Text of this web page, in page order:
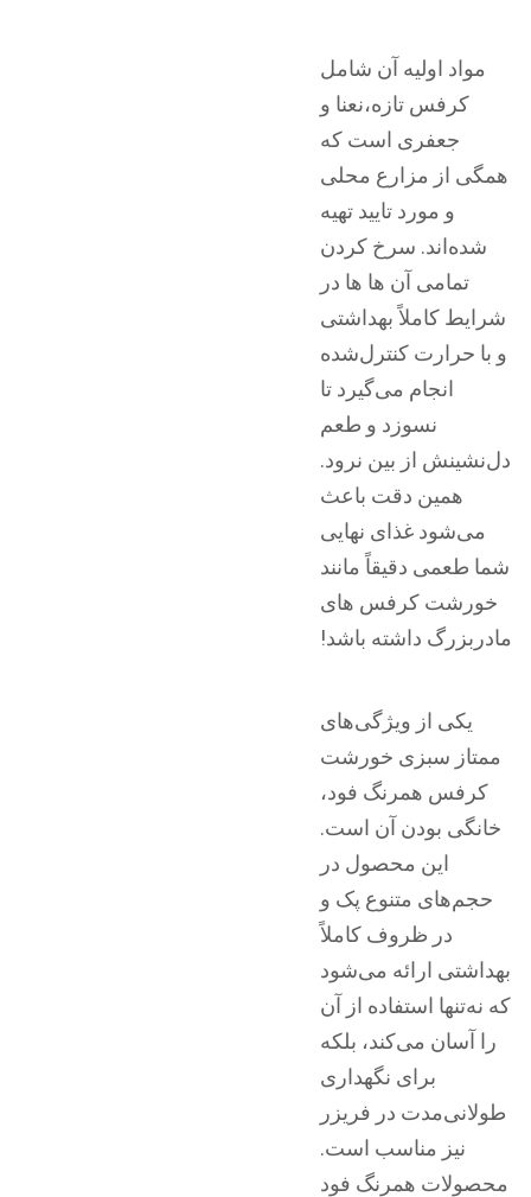
مواد اولیه آن شامل
کرفس تازه،نعنا و
جعفری است که
همگی از مزارع محلی
و مورد تایید تهیه
شده‌اند. سرخ کردن
تمامی آن ها ها در
شرایط کاملاً بهداشتی
و با حرارت کنترل‌شده
انجام می‌گیرد تا
نسوزد و طعم
دل‌نشینش از بین نرود.
همین دقت باعث
می‌شود غذای نهایی
شما طعمی دقیقاً مانند
خورشت کرفس های
مادربزرگ داشته باشد!
یکی از ویژگی‌های
ممتاز سبزی خورشت
کرفس همرنگ فود،
خانگی بودن آن است.
این محصول در
حجم‌های متنوع پک و
در ظروف کاملاً
بهداشتی ارائه می‌شود
که نه‌تنها استفاده از آن
را آسان می‌کند، بلکه
برای نگهداری
طولانی‌مدت در فریزر
نیز مناسب است.
محصولات همرنگ فود